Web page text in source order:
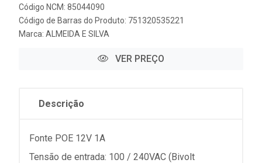
Código NCM: 85044090
Código de Barras do Produto: 751320535221
Marca: ALMEIDA E SILVA
VER PREÇO
Descrição
Fonte POE 12V 1A
Tensão de entrada: 100 / 240VAC (Bivolt